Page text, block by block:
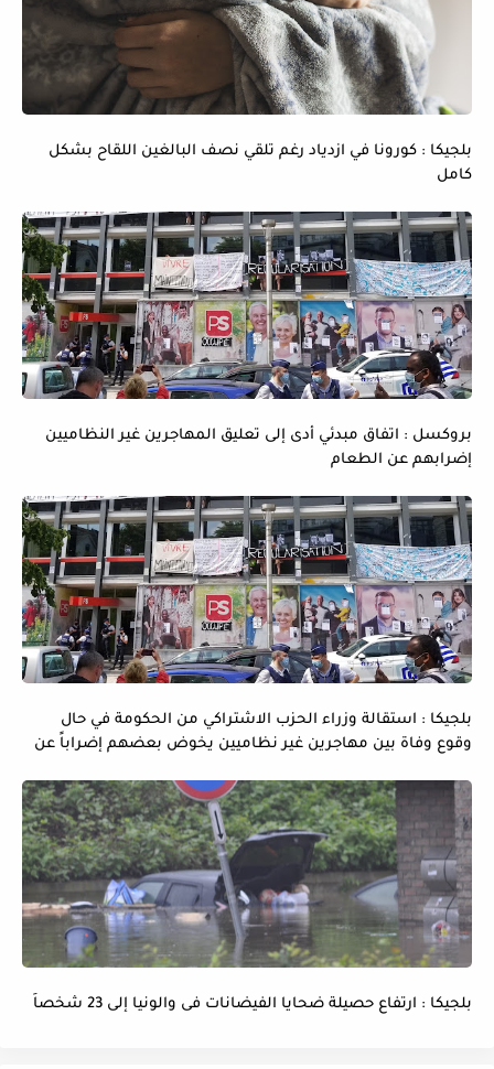
بلجيكا : كورونا في ازدياد رغم تلقي نصف البالغين اللقاح بشكل
كامل
بروكسل : اتفاق مبدئي أدى إلى تعليق المهاجرين غير النظاميين
إضرابهم عن الطعام
بلجيكا : استقالة وزراء الحزب الاشتراكي من الحكومة في حال
وقوع وفاة بين مهاجرين غير نظاميين يخوض بعضهم إضراباً عن
بلجيكا : ارتفاع حصيلة ضحايا الفيضانات فى والونيا إلى 23 شخصاً